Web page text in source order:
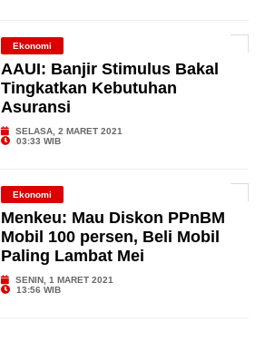
Ekonomi
AAUI: Banjir Stimulus Bakal
Tingkatkan Kebutuhan
Asuransi
SELASA, 2 MARET 2021
03:33 WIB
Ekonomi
Menkeu: Mau Diskon PPnBM
Mobil 100 persen, Beli Mobil
Paling Lambat Mei
SENIN, 1 MARET 2021
13:56 WIB